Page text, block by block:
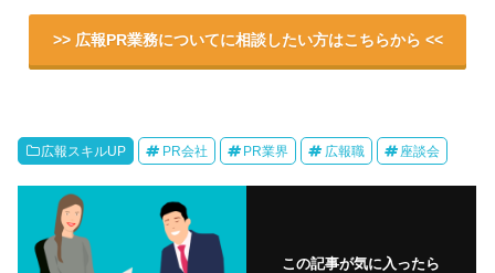
>> 広報PR業務についてに相談したい方はこちらから <<
広報スキルUP PR会社 PR業界 広報職 座談会
この記事が気に入ったら